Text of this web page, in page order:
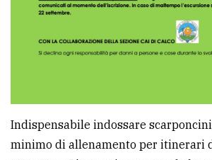
policy
Indispensabile indossare
minimo di allenamento per itinerari